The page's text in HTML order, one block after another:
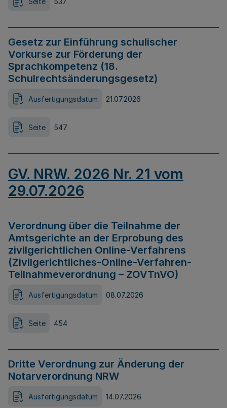
Gesetz zur Einführung schulischer
Vorkurse zur Förderung der
Sprachkompetenz (18.
Schulrechtsänderungsgesetz)
Ausfertigungsdatum 21.07.2026
Seite 547
GV. NRW. 2026 Nr. 21 vom
29.07.2026
Verordnung über die Teilnahme der
Amtsgerichte an der Erprobung des
zivilgerichtlichen Online-Verfahrens
(Zivilgerichtliches-Online-Verfahren-
Teilnahmeverordnung – ZOVTnVO)
Ausfertigungsdatum 08.07.2026
Seite 454
Dritte Verordnung zur Änderung der
Notarverordnung NRW
Ausfertigungsdatum 14.07.2026